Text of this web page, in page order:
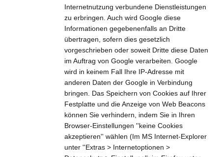
Internetnutzung verbundene Dienstleistungen
zu erbringen. Auch wird Google diese
Informationen gegebenenfalls an Dritte
übertragen, sofern dies gesetzlich
vorgeschrieben oder soweit Dritte diese Daten
im Auftrag von Google verarbeiten. Google
wird in keinem Fall Ihre IP-Adresse mit
anderen Daten der Google in Verbindung
bringen. Das Speichern von Cookies auf Ihrer
Festplatte und die Anzeige von Web Beacons
können Sie verhindern, indem Sie in Ihren
Browser-Einstellungen ''keine Cookies
akzeptieren'' wählen (Im MS Internet-Explorer
unter ''Extras > Internetoptionen >